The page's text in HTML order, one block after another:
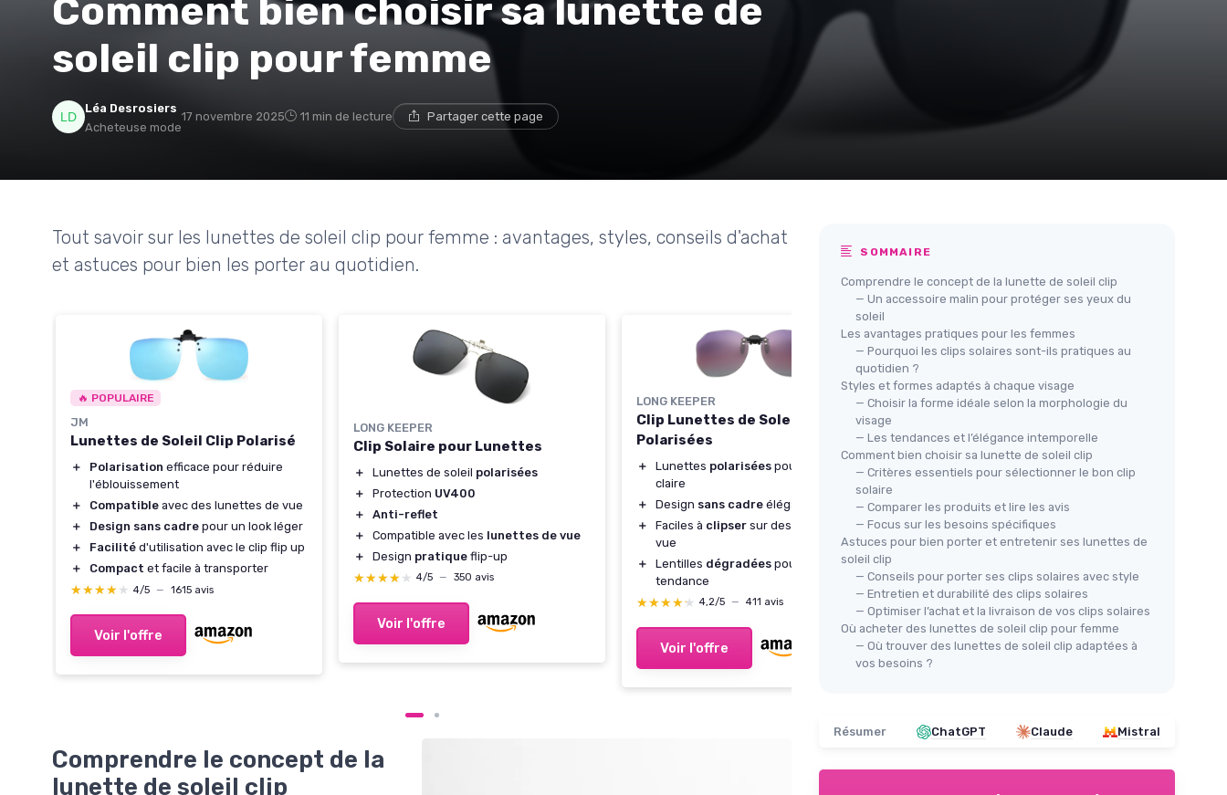
Comment bien choisir sa lunette de
soleil clip pour femme
Léa Desrosiers
Acheteuse mode
17 novembre 2025 11 min de lecture Partager cette page
Tout savoir sur les lunettes de soleil clip pour femme : avantages, styles, conseils d'achat
et astuces pour bien les porter au quotidien.
🔥 POPULAIRE
JM
Lunettes de Soleil Clip Polarisé
＋ Polarisation efficace pour réduire
l'éblouissement
＋
Compatible avec des lunettes de vue
＋
Design sans cadre pour un look léger
＋
Facilité d'utilisation avec le clip flip up
＋
Compact et facile à transporter
★★★★★
★★★★★ 4/5 — 1615 avis
Voir l'offre
LONG KEEPER
Clip Solaire pour Lunettes
＋ Lunettes de soleil polarisées
＋
Protection UV400
＋
Anti-reflet
＋
Compatible avec les lunettes de vue
＋
Design pratique flip-up
★★★★★
★★★★★ 4/5 — 350 avis
Voir l'offre
LONG KEEPER
Clip Lunettes de Soleil
Polarisées
＋ Lunettes polarisées pour une vision
claire
＋
Design sans cadre élégant
＋
Faciles à clipser sur des lunettes de
vue
＋
Lentilles dégradées pour un look
tendance
★★★★★
★★★★★ 4,2/5 — 411 avis
Voir l'offre
Clip Lunettes de Soleil
Polarisées
＋ Polarisées pour une vision claire
＋ Anti-UVpour protéger les yeux
＋ Relevablespour un usage flexible
＋ Ultra légerpour un port confortable
l'éblouissement
Voir l'offre
Comprendre le concept de la
lunette de soleil clip
SOMMAIRE
Comprendre le concept de la lunette de soleil clip
— Un accessoire malin pour protéger ses yeux du
soleil
Les avantages pratiques pour les femmes
— Pourquoi les clips solaires sont-ils pratiques au
quotidien ?
Styles et formes adaptés à chaque visage
— Choisir la forme idéale selon la morphologie du
visage
— Les tendances et l’élégance intemporelle
Comment bien choisir sa lunette de soleil clip
— Critères essentiels pour sélectionner le bon clip
solaire
— Comparer les produits et lire les avis
— Focus sur les besoins spécifiques
Astuces pour bien porter et entretenir ses lunettes de
soleil clip
— Conseils pour porter ses clips solaires avec style
— Entretien et durabilité des clips solaires
— Optimiser l’achat et la livraison de vos clips solaires
Où acheter des lunettes de soleil clip pour femme
— Où trouver des lunettes de soleil clip adaptées à
vos besoins ?
Résumer ChatGPT Claude Mistral